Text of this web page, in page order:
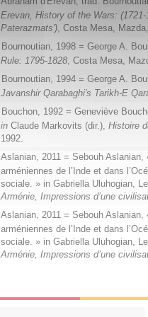
Erevan, History of the Wars:
Paterazmats'), Costa Mesa,
Bournoutian, 1998 = George A.
Rule: 1795-1828, Costa Mesa,
Bournoutian, 1994 = George A.
Javanshir Qarabaghi's Tarikh-E
Bouchon, 1992 = Geneviève
in Claude Markovits (dir.), Histoire
1992.
Aslanian, 2011 = Sebouh Aslanian,
arméniennes de l’Inde et dans
sociale. » in Gabriella Uluhogian,
Arménie, Impressions d’une
Aslanian, 2011 = Sebouh Aslanian,
arméniennes de l’Inde et dans
sociale. » in Gabriella Uluhogian,
Arménie, Impressions d’une